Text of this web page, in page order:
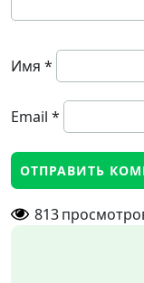
Имя *
Email *
813